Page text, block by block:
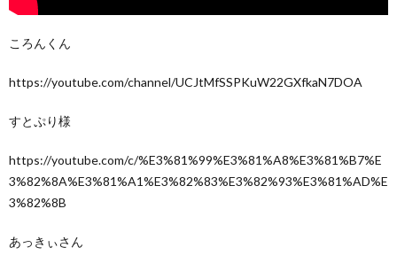
ころんくん
https://youtube.com/channel/UCJtMfSSPKuW22GXfkaN7DOA
すとぷり様
https://youtube.com/c/%E3%81%99%E3%81%A8%E3%81%B7%E
3%82%8A%E3%81%A1%E3%82%83%E3%82%93%E3%81%AD%E
3%82%8B
あっきぃさん